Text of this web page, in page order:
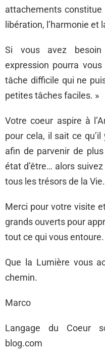
attachements
libération, l’harmonie et
Si vous avez
expression pourra
tâche difficile qui ne
petites tâches faciles. »
Votre coeur aspire à
pour cela, il sait ce
afin de parvenir de
état d’être… alors
tous les trésors de la Vie.
Merci pour votre visite
grands ouverts pour
tout ce qui vous entoure.
Que la Lumière vous
chemin.
Marco
Langage du Coeur
blog.com